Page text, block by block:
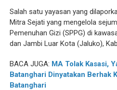
Salah satu yayasan yang
Mitra Sejati yang mengelola
Pemenuhan Gizi (SPPG) di
dan Jambi Luar Kota (Jaluko),
BACA JUGA: MA Tolak Kasasi,
Batanghari Dinyatakan Berhak
Batanghari